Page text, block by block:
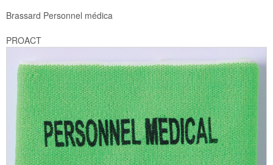
Brassard Personnel médica
PROACT